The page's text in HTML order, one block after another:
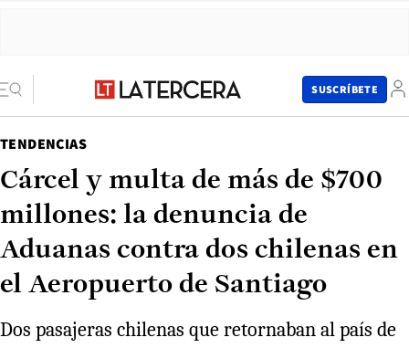
SUSCRÍBETE
TENDENCIAS
Cárcel y multa de más de $700
millones: la denuncia de
Aduanas contra dos chilenas en
el Aeropuerto de Santiago
Dos pasajeras chilenas que retornaban al país de